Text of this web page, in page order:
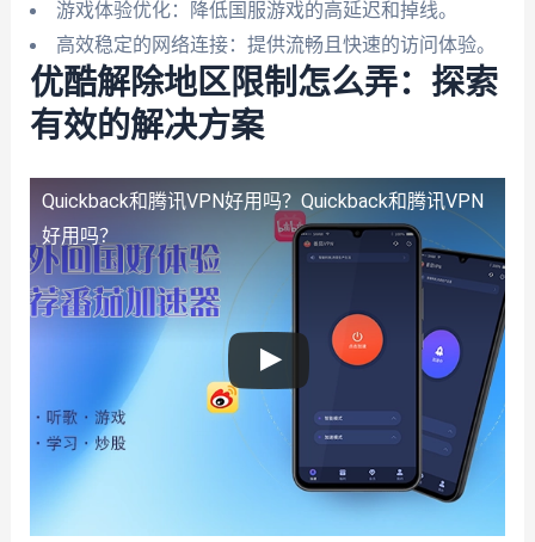
游戏体验优化：降低国服游戏的高延迟和掉线。
高效稳定的网络连接：提供流畅且快速的访问体验。
优酷解除地区限制怎么弄：探索
有效的解决方案
Quickback和腾讯VPN好用吗？ Quickback和腾讯VPN
好用吗？